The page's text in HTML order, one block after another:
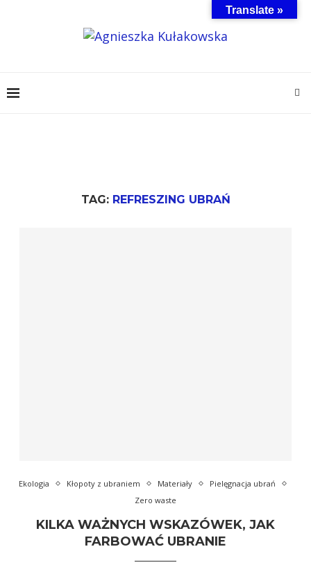
TAG: REFRESZING UBRAŃ
Ekologia Kłopoty z ubraniem Materiały
Pielęgnacja ubrań
Zero waste
KILKA WAŻNYCH WSKAZÓWEK, JAK
FARBOWAĆ UBRANIE
Translate »